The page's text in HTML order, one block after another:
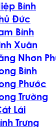
Bình
Đức
Bình
Xuân
Nhơn
Bình
Phước
Trường
Lái
Trưng